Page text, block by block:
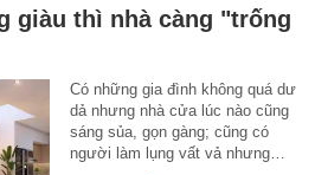
giàu thì nhà càng "trống
Có những gia đình không quá dư
dả nhưng nhà cửa lúc nào cũng
sáng sủa, gọn gàng; cũng có
người làm lụng vất vả nhưng…